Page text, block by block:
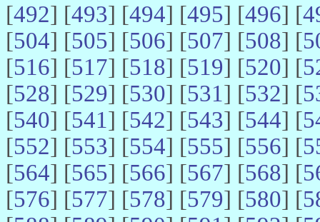
[492] [493] [494] [495] [496] [
[504] [505] [506] [507] [508] [
[516] [517] [518] [519] [520] [
[528] [529] [530] [531] [532] [
[540] [541] [542] [543] [544] [
[552] [553] [554] [555] [556] [
[564] [565] [566] [567] [568] [
[576] [577] [578] [579] [580] [